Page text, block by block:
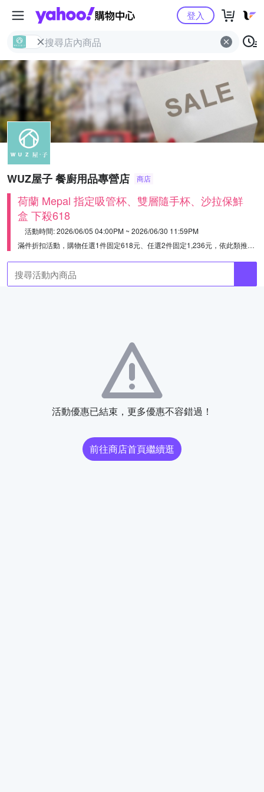
Yahoo購物中心
登入
WUZ屋子 餐廚用品專營店 商店
荷蘭 Mepal 指定吸管杯、雙層隨手杯、沙拉保鮮
盒 下殺618
活動時間: 2026/06/05 04:00PM ~ 2026/06/30 11:59PM
滿件折扣活動，購物任選1件固定618元、任選2件固定1,236元，依此類推。
活動優惠已結束，更多優惠不容錯過！
前往商店首頁繼續逛